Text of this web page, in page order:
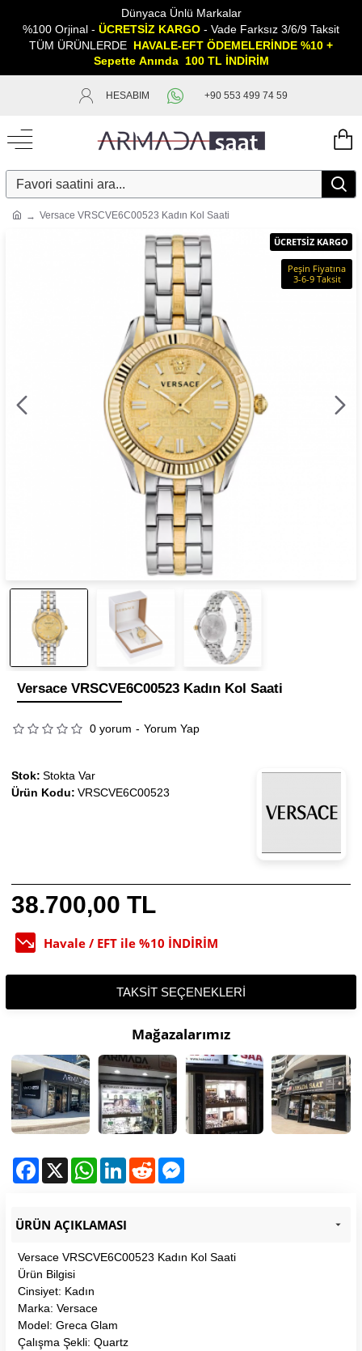
Dünyaca Ünlü Markalar
%100 Orjinal - ÜCRETSİZ KARGO - Vade Farksız 3/6/9 Taksit
TÜM ÜRÜNLERDE HAVALE-EFT ÖDEMELERİNDE %10 +
Sepette Anında 100 TL İNDİRİM
HESABIM +90 553 499 74 59
Versace VRSCVE6C00523 Kadın Kol Saati
ÜCRETSİZ KARGO
Peşin Fiyatına
3-6-9 Taksit
Versace VRSCVE6C00523 Kadın Kol Saati
0 yorum - Yorum Yap
38.700,00 TL
Havale / EFT ile %10 İNDİRİM
Stok: Stokta Var
Ürün Kodu: VRSCVE6C00523
TAKSIT SEÇENEKLERI
Mağazalarımız
Facebook
X WhatsAppLinkedInReddit
ÜRÜN AÇIKLAMASI
Versace VRSCVE6C00523 Kadın Kol Saati
Ürün Bilgisi
Cinsiyet: Kadın
Marka: Versace
Model: Greca Glam
Çalışma Şekli: Quartz